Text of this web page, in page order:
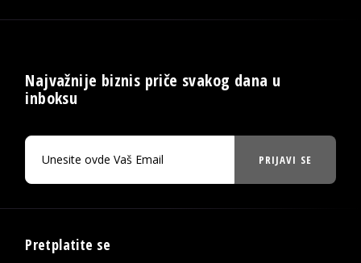
Najvažnije biznis priče svakog dana u
inboksu
PRIJAVI SE
Pretplatite se